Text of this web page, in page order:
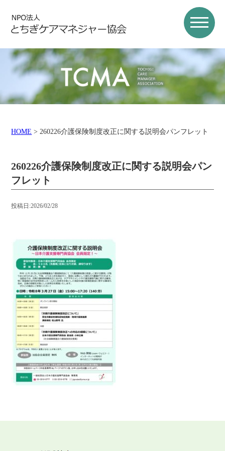
HOME > 260226介護保険制度改正に関する説明会パンフレット
260226介護保険制度改正に関する説明会パン
フレット
投稿日:2026/02/28